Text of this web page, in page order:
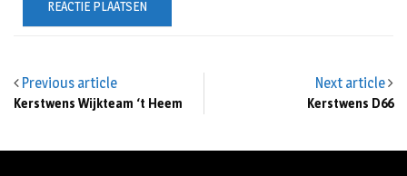
Previous article
Kerstwens Wijkteam ‘t Heem
Next article
Kerstwens D66